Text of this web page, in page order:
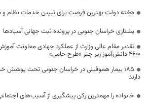
هفته دولت بهترین فرصت برای تبیین خدمات نظام
یشتازی خراسان جنوبی در پرونده ثبت جهانی آسبادها
تقدیر مقام عالی وزارت از عملکرد جهادی معاونت
۴۶۰۰ دانش‌آموز زیر چتر «طرح حامی»
۱۸۵ بیمار هموفیلی در خراسان جنوبی تحت پوشش
دارند
خانواده را مهمترین رکن پیشگیری از آسیب‌های